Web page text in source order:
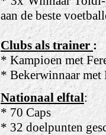
aan de beste
Clubs als trainer:
* Kampioen met
* Bekerwinnaar met
Nationaal elftal:
* 70 Caps
* 32 doelpunten